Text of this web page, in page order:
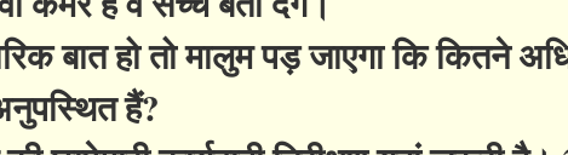
बात हो तो मालुम पड़ जाएगा कि कितने
हैं?